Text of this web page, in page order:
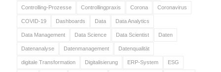
Controlling-Prozesse Controllingpraxis Corona Coronavirus
COVID-19 Dashboards Data Data Analytics
Data Management Data Science Data Scientist Daten
Datenanalyse Datenmanagement Datenqualität
digitale Transformation Digitalisierung ERP-System ESG